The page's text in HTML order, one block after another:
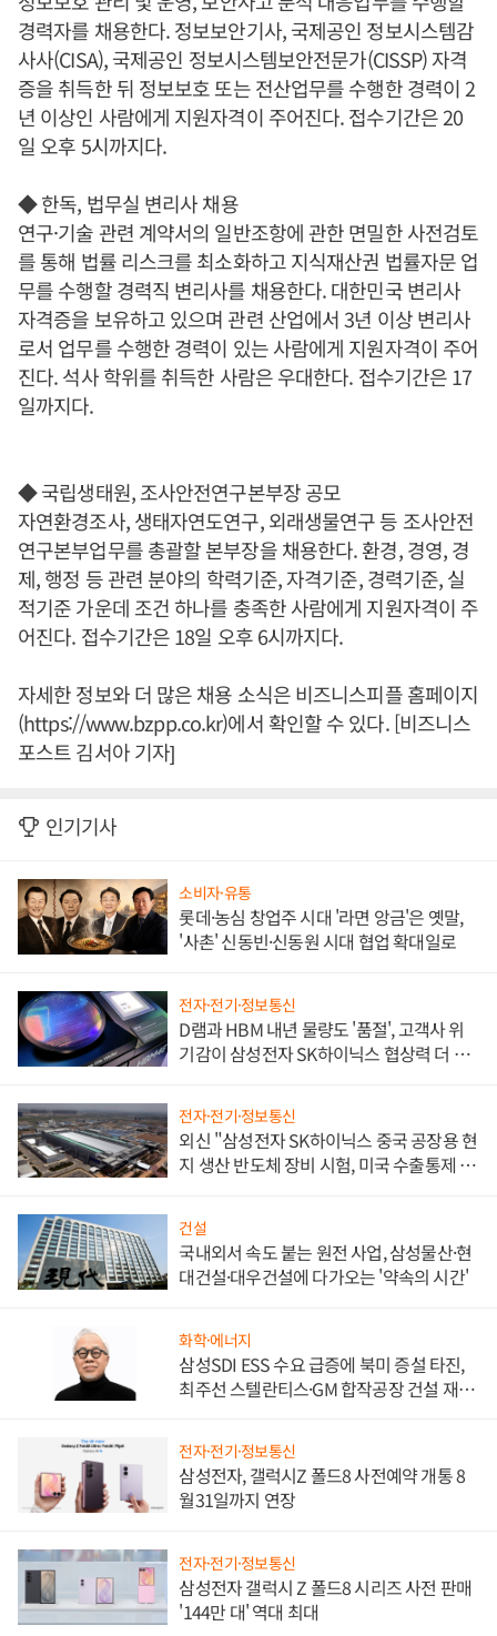
경력자를 채용한다. 정보보안기사, 국제공인 정보시스템감
사사(CISA), 국제공인 정보시스템보안전문가(CISSP) 자격
증을 취득한 뒤 정보보호 또는 전산업무를 수행한 경력이 2
년 이상인 사람에게 지원자격이 주어진다. 접수기간은 20
일 오후 5시까지다.
◆ 한독, 법무실 변리사 채용
연구·기술 관련 계약서의 일반조항에 관한 면밀한 사전검토
를 통해 법률 리스크를 최소화하고 지식재산권 법률자문 업
무를 수행할 경력직 변리사를 채용한다. 대한민국 변리사
자격증을 보유하고 있으며 관련 산업에서 3년 이상 변리사
로서 업무를 수행한 경력이 있는 사람에게 지원자격이 주어
진다. 석사 학위를 취득한 사람은 우대한다. 접수기간은 17
일까지다.
◆ 국립생태원, 조사안전연구본부장 공모
자연환경조사, 생태자연도연구, 외래생물연구 등 조사안전
연구본부업무를 총괄할 본부장을 채용한다. 환경, 경영, 경
제, 행정 등 관련 분야의 학력기준, 자격기준, 경력기준, 실
적기준 가운데 조건 하나를 충족한 사람에게 지원자격이 주
어진다. 접수기간은 18일 오후 6시까지다.
자세한 정보와 더 많은 채용 소식은 비즈니스피플 홈페이지
(https://www.bzpp.co.kr)에서 확인할 수 있다. [비즈니스
포스트 김서아 기자]
인기기사
소비자·유통
롯데·농심 창업주 시대 '라면 앙금'은 옛말,
'사촌' 신동빈·신동원 시대 협업 확대일로
전자·전기·정보통신
D램과 HBM 내년 물량도 '품절', 고객사 위
기감이 삼성전자 SK하이닉스 협상력 더 키
전자·전기·정보통신
외신 "삼성전자 SK하이닉스 중국 공장용 현
지 생산 반도체 장비 시험, 미국 수출통제 대
건설
국내외서 속도 붙는 원전 사업, 삼성물산·현
대건설·대우건설에 다가오는 '약속의 시간'
화학·에너지
삼성SDI ESS 수요 급증에 북미 증설 타진,
최주선 스텔란티스·GM 합작공장 건설 재추
전자·전기·정보통신
삼성전자, 갤럭시Z 폴드8 사전예약 개통 8
월31일까지 연장
전자·전기·정보통신
삼성전자 갤럭시 Z 폴드8 시리즈 사전 판매
'144만 대' 역대 최대